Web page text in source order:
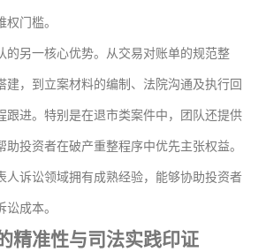
门槛。
的另一核心优势。从交易对账单的规范整
建，到立案材料的编制、法院沟通及执行回
跟进。特别是在退市类案件中，团队还提供
投资者在破产重整程序中优先主张权益。
人诉讼领域拥有成熟经验，能够协助投资者
成本。
精准性与司法实践印证